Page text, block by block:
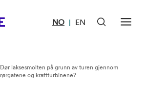
NO | EN
Dør laksesmolten på grunn av turen gjennom
rørgatene og kraftturbinene?